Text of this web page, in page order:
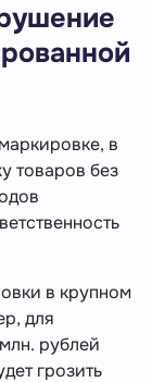
в
товаров без
в крупном
для
рублей
грозить